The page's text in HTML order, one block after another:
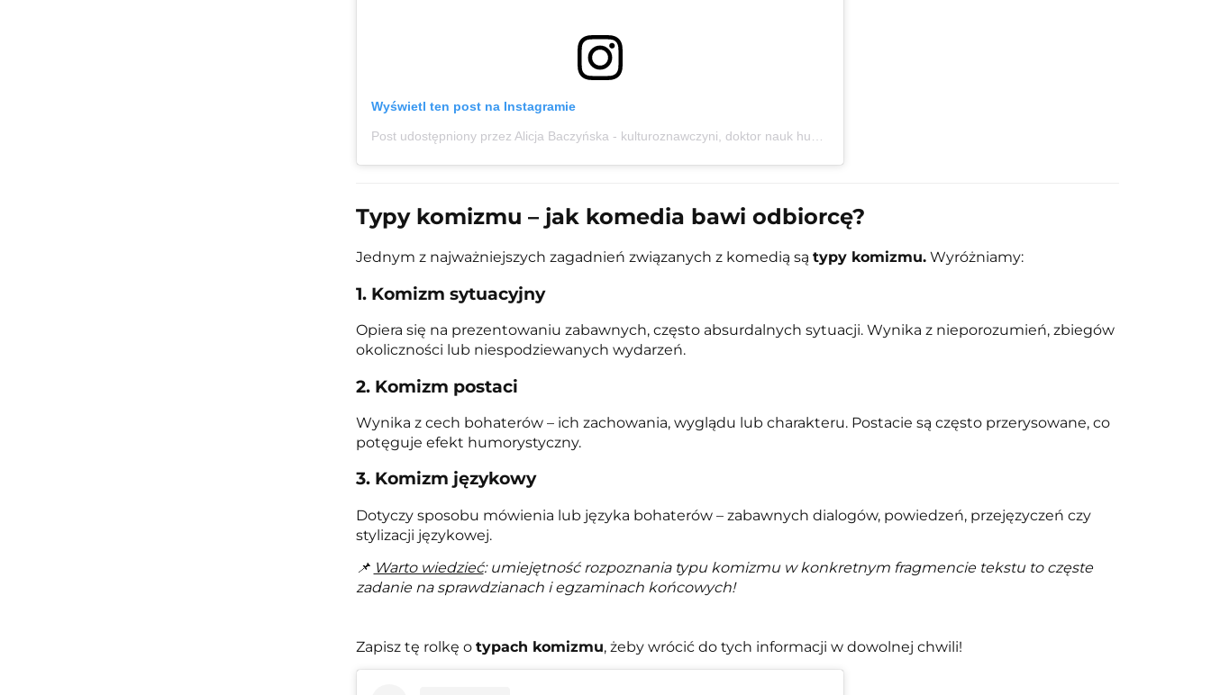
Wyświetl ten post na Instagramie
Typy komizmu – jak komedia bawi odbiorcę?
Jednym z najważniejszych zagadnień związanych z komedią są typy komizmu.Wyróżniamy:
1. Komizm sytuacyjny
Opiera się na prezentowaniu zabawnych, często absurdalnych sytuacji. Wynika z nieporozumień, zbiegów
okoliczności lub niespodziewanych wydarzeń.
2. Komizm postaci
Wynika z cech bohaterów – ich zachowania, wyglądu lub charakteru. Postacie są często przerysowane, co
potęguje efekt humorystyczny.
3. Komizm językowy
Dotyczy sposobu mówienia lub języka bohaterów – zabawnych dialogów, powiedzeń, przejęzyczeń czy
stylizacji językowej.
📌 Warto wiedzieć: umiejętność rozpoznania typu komizmu w konkretnym fragmencie tekstu to częste
zadanie na sprawdzianach i egzaminach końcowych!
Zapisz tę rolkę o typach komizmu, żeby wrócić do tych informacji w dowolnej chwili!